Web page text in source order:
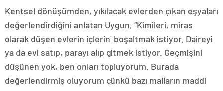
Kentsel dönüşümden, yıkılacak evlerden çıkan eşyaları
değerlendirdiğini anlatan Uygun, “Kimileri, miras
olarak düşen evlerin içlerini boşaltmak istiyor. Daireyi
ya da evi satıp, parayı alıp gitmek istiyor. Geçmişini
düşünen yok, ben onları topluyorum. Burada
değerlendirmiş oluyorum çünkü bazı malların maddi